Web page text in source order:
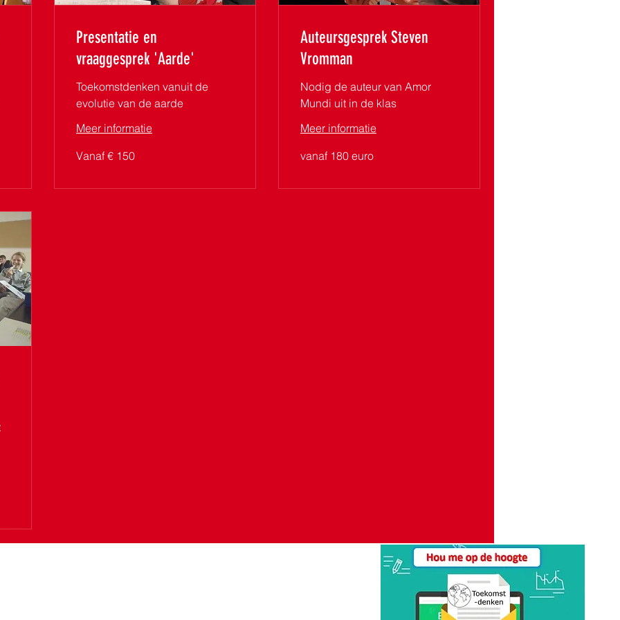
Presentatie en
vraaggesprek 'Aarde'
Toekomstdenken vanuit de
evolutie van de aarde
Meer informatie
150
Vanaf € 150
Auteursgesprek Steven
Vromman
Nodig de auteur van Amor
Mundi uit in de klas
Meer informatie
180
vanaf 180 euro